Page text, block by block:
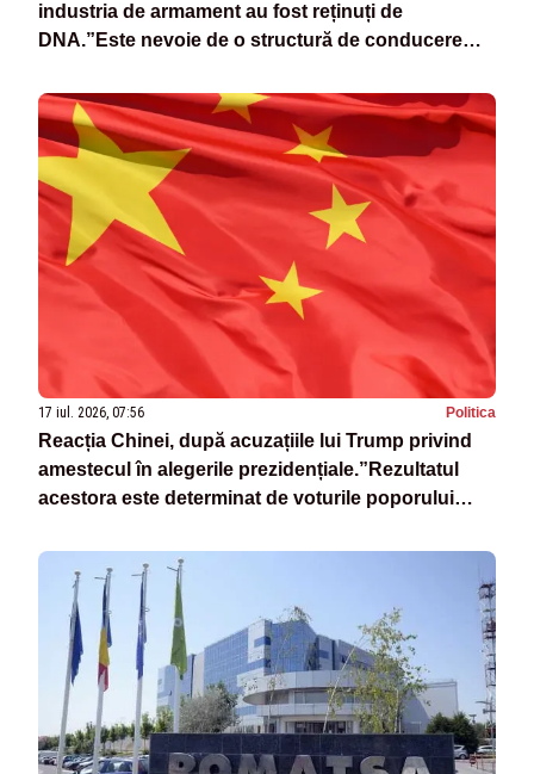
industria de armament au fost reținuți de
DNA.”Este nevoie de o structură de conducere
17 iul. 2026, 07:56 Politica
Reacția Chinei, după acuzațiile lui Trump privind
amestecul în alegerile prezidențiale.”Rezultatul
acestora este determinat de voturile poporului